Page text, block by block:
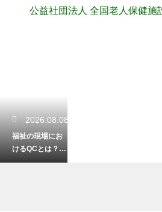
公益社団法人 全国老人保健施
2026.08.08
福祉の現場にお
けるQCとは？業
務改善に繋がる